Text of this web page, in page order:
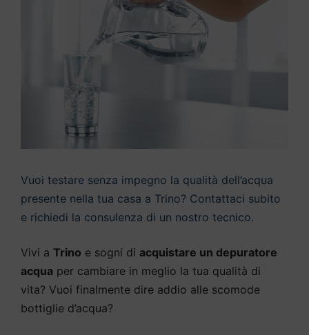
Vuoi testare senza impegno la qualità dell’acqua
presente nella tua casa a Trino? Contattaci subito
e richiedi la consulenza di un nostro tecnico.
Vivi a Trino e sogni di acquistare un depuratore
acqua per cambiare in meglio la tua qualità di
vita? Vuoi finalmente dire addio alle scomode
bottiglie d’acqua?